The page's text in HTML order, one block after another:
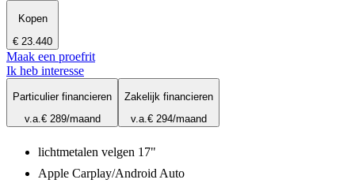
Kopen
€ 23.440
Maak een proefrit
Ik heb interesse
Particulier financieren
v.a.€ 289/maand
Zakelijk financieren
v.a.€ 294/maand
lichtmetalen velgen 17"
Apple Carplay/Android Auto